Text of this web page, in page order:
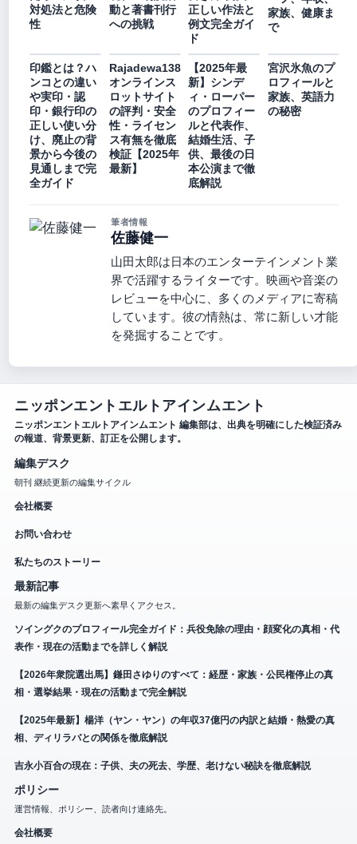
対処法と危険
性
動と著書刊行
への挑戦
正しい作法と
例文完全ガイ
ド
家族、健康ま
で
印鑑とは？ハ
ンコとの違い
や実印・認
印・銀行印の
正しい使い分
け、廃止の背
景から今後の
見通しまで完
全ガイド
Rajadewa138
オンラインス
ロットサイト
の評判・安全
性・ライセン
ス有無を徹底
検証【2025年
最新】
【2025年最
新】シンデ
ィ・ローパー
のプロフィー
ルと代表作、
結婚生活、子
供、最後の日
本公演まで徹
底解説
宮沢氷魚のプ
ロフィールと
家族、英語力
の秘密
筆者情報
佐藤健一
山田太郎は日本のエンターテインメント業
界で活躍するライターです。映画や音楽の
レビューを中心に、多くのメディアに寄稿
しています。彼の情熱は、常に新しい才能
を発掘することです。
ニッポンエントエルトアインムエント
ニッポンエントエルトアインムエント 編集部は、出典を明確にした検証済み
の報道、背景更新、訂正を公開します。
編集デスク
朝刊 継続更新の編集サイクル
会社概要
お問い合わせ
私たちのストーリー
最新記事
最新の編集デスク更新へ素早くアクセス。
ソイングクのプロフィール完全ガイド：兵役免除の理由・顔変化の真相・代
表作・現在の活動までを詳しく解説
【2026年衆院選出馬】鎌田さゆりのすべて：経歴・家族・公民権停止の真
相・選挙結果・現在の活動まで完全解説
【2025年最新】楊洋（ヤン・ヤン）の年収37億円の内訳と結婚・熱愛の真
相、ディリラバとの関係を徹底解説
吉永小百合の現在：子供、夫の死去、学歴、老けない秘訣を徹底解説
ポリシー
運営情報、ポリシー、読者向け連絡先。
会社概要